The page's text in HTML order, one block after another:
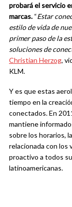
probará el servicio
marcas. “Estar
estilo de vida de
primer paso de la
soluciones de
Christian Herzog,
KLM.
Y es que estas
tiempo en la
conectados. En
mantiene
sobre los horarios,
relacionada con los
proactivo a todos
latinoamericanas.